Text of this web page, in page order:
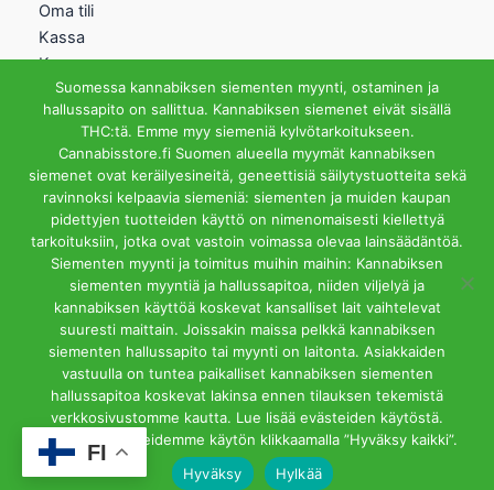
Oma tili
Kassa
Kauppa
Ostoskori
Helsingin Myymälä
Aukioloajat
Ma-Pe 12-18 La 12-15
Riihipellonkuja 3, 00390
Helsinki
info@cannabisstore.fi
Cannabisstore.fi | Kannabiksen Siemeniä Verkkokaupasta ja
Kivijalkamyymälästä. Helsinki
FI
Suomessa kannabiksen siementen myynti, ostaminen ja
hallussapito on sallittua. Kannabiksen siemenet eivät sisällä
THC:tä. Emme myy siemeniä kylvötarkoitukseen.
Cannabisstore.fi Suomen alueella myymät kannabiksen
siemenet ovat keräilyesineitä, geneettisiä säilytystuotteita sekä
ravinnoksi kelpaavia siemeniä: siementen ja muiden kaupan
pidettyjen tuotteiden käyttö on nimenomaisesti kiellettyä
tarkoituksiin, jotka ovat vastoin voimassa olevaa lainsäädäntöä.
Siementen myynti ja toimitus muihin maihin: Kannabiksen
siementen myyntiä ja hallussapitoa, niiden viljelyä ja
kannabiksen käyttöä koskevat kansalliset lait vaihtelevat
suuresti maittain. Joissakin maissa pelkkä kannabiksen
siementen hallussapito tai myynti on laitonta. Asiakkaiden
vastuulla on tuntea paikalliset kannabiksen siementen
hallussapitoa koskevat lakinsa ennen tilauksen tekemistä
verkkosivustomme kautta. Lue lisää evästeiden käytöstä.
Hyväksyt evästeidemme käytön klikkaamalla ”Hyväksy kaikki”.
Hyväksy
Hylkää